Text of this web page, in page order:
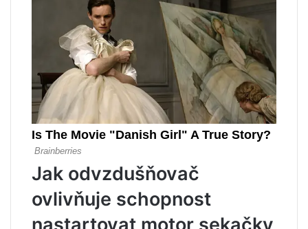
Jak odvzdušňovač
ovlivňuje schopnost
nastartovat motor sekačky